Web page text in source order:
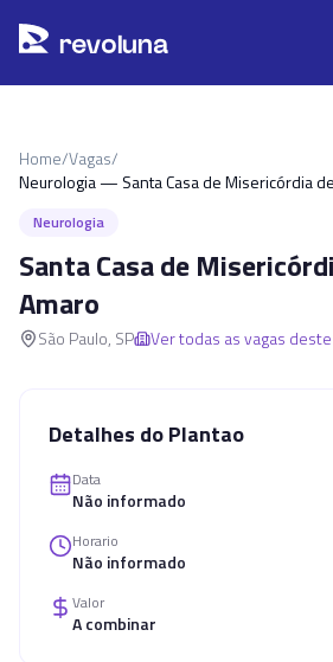
revoluna
Home/Vagas/
Neurologia — Santa Casa de Misericórdia
Neurologia
Santa Casa de
Amaro
São Paulo, SP Ver todas as vagas
Detalhes do Plantao
Data
Não informado
Horario
Não informado
Valor
A combinar